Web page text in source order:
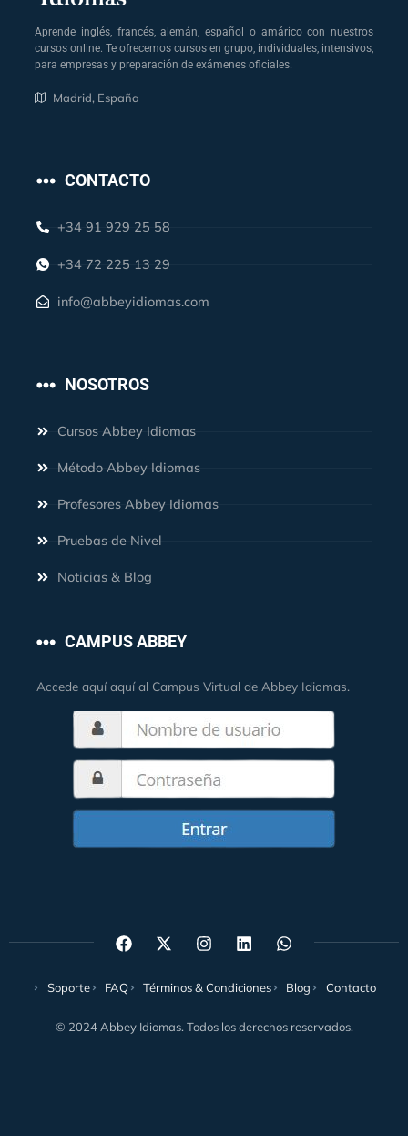
Aprende inglés, francés, alemán, español o amárico con nuestros
cursos online. Te ofrecemos cursos en grupo, individuales, intensivos,
para empresas y preparación de exámenes oficiales.
Madrid, España
CONTACTO
+34 91 929 25 58
+34 72 225 13 29
info@abbeyidiomas.com
NOSOTROS
Cursos Abbey Idiomas
Método Abbey Idiomas
Profesores Abbey Idiomas
Pruebas de Nivel
Noticias & Blog
CAMPUS ABBEY
Accede aquí aquí al Campus Virtual de Abbey Idiomas.
Soporte FAQ Términos & Condiciones Blog Contacto
© 2024 Abbey Idiomas. Todos los derechos reservados.